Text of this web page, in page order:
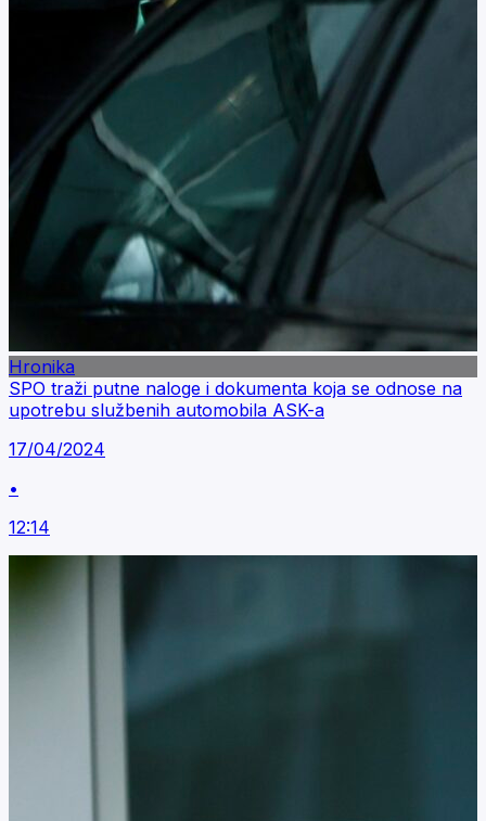
Hronika
SPO traži putne naloge i dokumenta koja se odnose na
upotrebu službenih automobila ASK-a
17/04/2024
•
12:14